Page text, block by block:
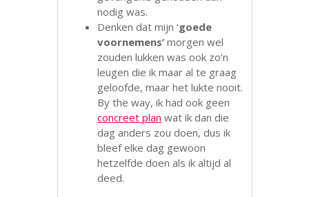
nodig was.
Denken dat mijn ‘goede
voornemens’ morgen wel
zouden lukken was ook zo’n
leugen die ik maar al te graag
geloofde, maar het lukte nooit.
By the way, ik had ook geen
concreet plan wat ik dan die
dag anders zou doen, dus ik
bleef elke dag gewoon
hetzelfde doen als ik altijd al
deed.